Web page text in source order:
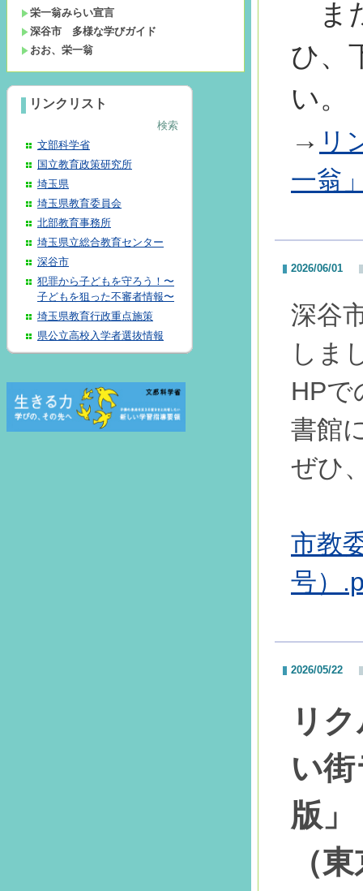
栄一翁みらい宣言
深谷市 多様な学びガイド
おお、栄一翁
リンクリスト
検索
文部科学省
国立教育政策研究所
埼玉県
埼玉県教育委員会
北部教育事務所
埼玉県立総合教育センター
深谷市
犯罪から子どもを守ろう！〜
子どもを狙った不審者情報〜
埼玉県教育行政重点施策
県公立高校入学者選抜情報
ま
ひ、
い。
→ リ
一翁
2026/06/01
深谷
しま
HPで
書館
ぜひ
市教
号）
2026/05/22
リ
い
版」
（